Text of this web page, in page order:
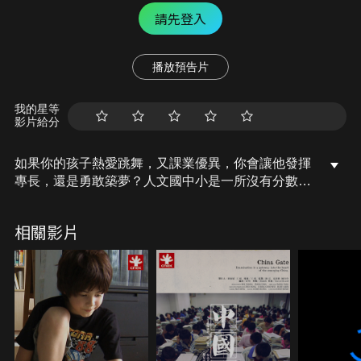
請先登入
播放預告片
我的星等
影片給分
如果你的孩子熱愛跳舞，又課業優異，你會讓他發揮
專長，還是勇敢築夢？人文國中小是一所沒有分數與
奇心驅使，當時年僅十四歲，就讀人文國中小八年級
的楊逸帆決定拿起攝影機拍攝《學習的理由》（原
作：不想考基測）紀錄片，紀錄朋友們的升學心聲。
相關影片